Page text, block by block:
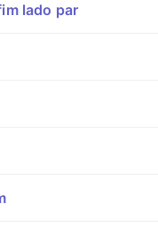
lado par